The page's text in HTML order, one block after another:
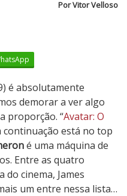
Por Vitor Velloso
é absolutamente
demorar a ver algo
proporção. “Avatar: O
continuação está no top
é uma máquina de
Entre as quatro
cinema, James
um entre nessa lista…